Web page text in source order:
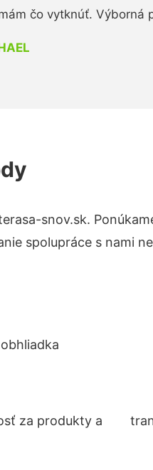
čo vytknúť. Výborná
snov.sk.
spolupráce s nami
za produkty a